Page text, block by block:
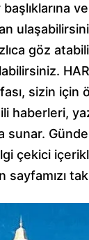
göz
sizin için
haberleri,
sunar.
çekici